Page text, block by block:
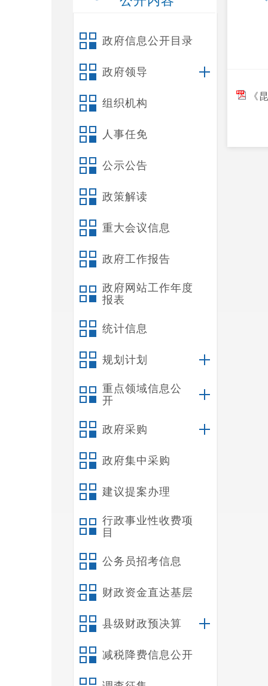
政府信息公开目录
政府领导
组织机构
人事任免
公示公告
政策解读
重大会议信息
政府工作报告
政府网站工作年度
报表
统计信息
规划计划
重点领域信息公
开
政府采购
政府集中采购
建议提案办理
行政事业性收费项
目
公务员招考信息
财政资金直达基层
县级财政预决算
减税降费信息公开
《